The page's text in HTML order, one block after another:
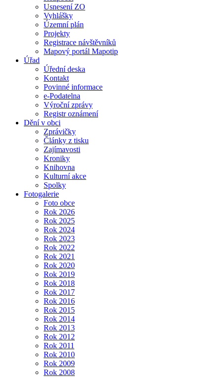
Usnesení ZO
Vyhlášky
Územní plán
Projekty
Registrace návštěvníků
Mapový portál Mapotip
Úřad
Úřední deska
Kontakt
Povinné informace
e-Podatelna
Výroční zprávy
Registr oznámení
Dění v obci
Zprávičky
Články z tisku
Zajímavosti
Kroniky
Knihovna
Kulturní akce
Spolky
Fotogalerie
Foto obce
Rok 2026
Rok 2025
Rok 2024
Rok 2023
Rok 2022
Rok 2021
Rok 2020
Rok 2019
Rok 2018
Rok 2017
Rok 2016
Rok 2015
Rok 2014
Rok 2013
Rok 2012
Rok 2011
Rok 2010
Rok 2009
Rok 2008